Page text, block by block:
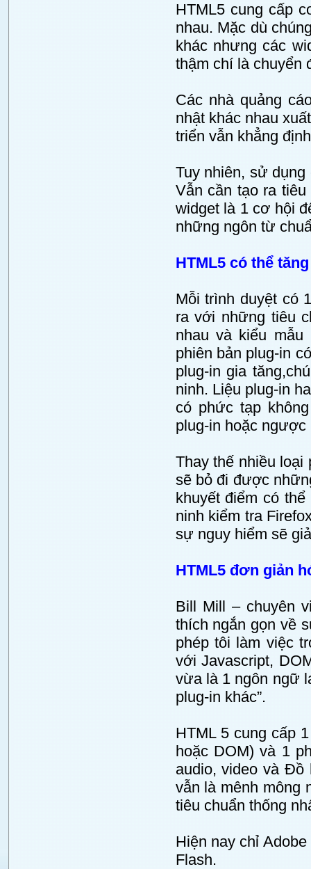
HTML5 cung cấp
nhau. Mặc dù
khác nhưng các
thậm chí là chuyển
Các nhà quảng
nhật khác nhau
triển vẫn khẳng
Tuy nhiên, sử
Vẫn cần tạo ra
widget là 1 cơ hội
những ngôn từ
HTML5 có thể
Mỗi trình duyệt có
ra với những tiêu
nhau và kiểu
phiên bản plug-in
plug-in gia
ninh. Liệu plug-in
có phức tạp
plug-in hoặc
Thay thế nhiều
sẽ bỏ đi được
khuyết điểm có
ninh kiểm tra
sự nguy hiểm sẽ
HTML5 đơn giản
Bill Mill – chuyên
thích ngắn gọn về
phép tôi làm việc
với Javascript,
vừa là 1 ngôn ngữ
plug-in khác”.
HTML 5 cung cấp
hoặc DOM) và 1
audio, video và Đồ
vẫn là mênh mông
tiêu chuẩn thống
Hiện nay chỉ
Flash.